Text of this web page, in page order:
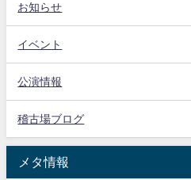
お知らせ
イベント
公演情報
稽古場ブログ
メタ情報